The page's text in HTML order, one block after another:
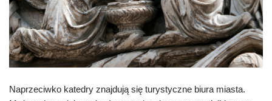
Naprzeciwko katedry znajdują się turystyczne biura miasta.